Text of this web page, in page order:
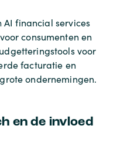
financial services
consumenten en
voor
facturatie en
ondernemingen.
en de invloed